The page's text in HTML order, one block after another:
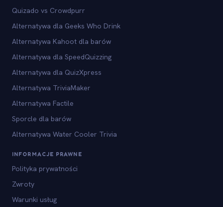
Quizado vs Crowdpurr
Alternatywa dla Geeks Who Drink
Alternatywa Kahoot dla barów
Alternatywa dla SpeedQuizzing
Alternatywa dla QuizXpress
Alternatywa TriviaMaker
Alternatywa Factile
Sporcle dla barów
Alternatywa Water Cooler Trivia
INFORMACJE PRAWNE
Polityka prywatności
Zwroty
Warunki usług